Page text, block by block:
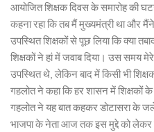
आयोजित शिक्षक दिवस के समारोह की
कहना रहा कि तब मैं मुख्यमंत्री था और मैंने
उपस्थित शिक्षकों से पूछ लिया कि क्या
शिक्षकों ने हां में जवाब दिया। उस समय मेरे
उपस्थित थे, लेकिन बाद में किसी भी
गहलोत ने कहा कि हर शासन में शिक्षकों
गहलोत ने यह बात कहकर डोटासरा के
भाजपा के नेता आज तक इस मुद्दे को